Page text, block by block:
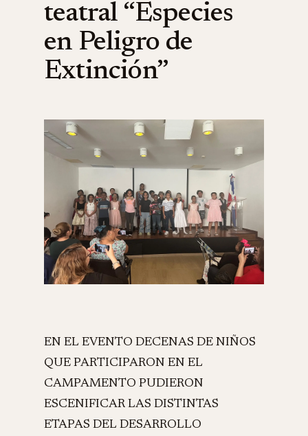
teatral “Especies
en Peligro de
Extinción”
EN EL EVENTO DECENAS DE NIÑOS
QUE PARTICIPARON EN EL
CAMPAMENTO PUDIERON
ESCENIFICAR LAS DISTINTAS
ETAPAS DEL DESARROLLO